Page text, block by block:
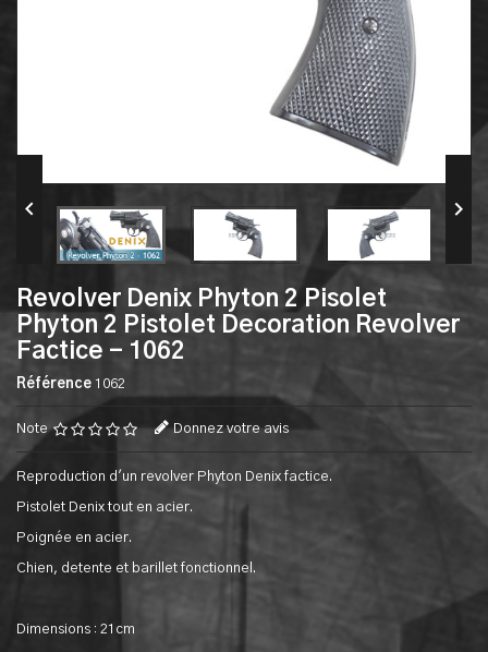
 
Revolver Denix Phyton 2 Pisolet
Phyton 2 Pistolet Decoration Revolver
Factice - 1062
Référence 1062
Note Donnez votre avis
Reproduction d'un revolver Phyton Denix factice.
Pistolet Denix tout en acier.
Poignée en acier.
Chien, detente et barillet fonctionnel.
Dimensions : 21cm